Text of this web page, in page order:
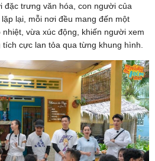
đặc trưng văn hóa, con người của
lại, mỗi nơi đều mang đến một
vừa xúc động, khiến người xem
cực lan tỏa qua từng khung hình.